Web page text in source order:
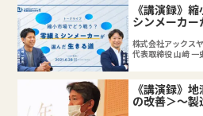
《講演録》
シンメーカー
株式会社アックス
代表取締役 山﨑 一
《講演録》
の改善＞～